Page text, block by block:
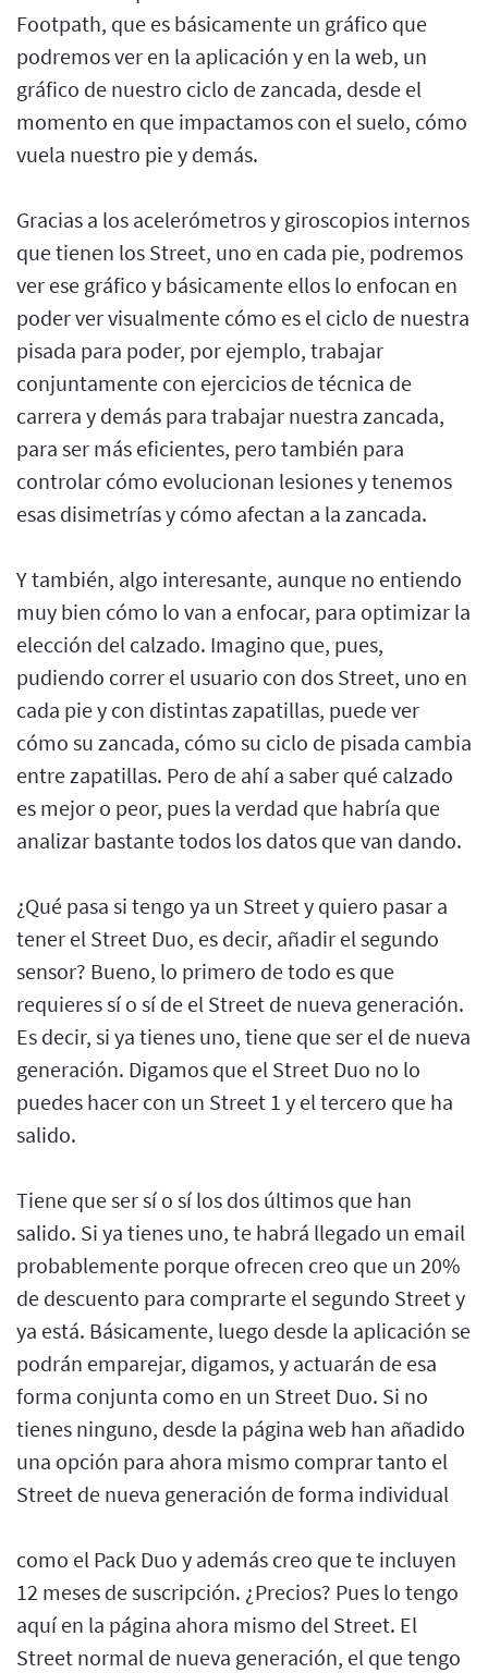
Footpath, que es básicamente un gráfico que
podremos ver en la aplicación y en la web, un
gráfico de nuestro ciclo de zancada, desde el
momento en que impactamos con el suelo, cómo
vuela nuestro pie y demás.
Gracias a los acelerómetros y giroscopios internos
que tienen los Street, uno en cada pie, podremos
ver ese gráfico y básicamente ellos lo enfocan en
poder ver visualmente cómo es el ciclo de nuestra
pisada para poder, por ejemplo, trabajar
conjuntamente con ejercicios de técnica de
carrera y demás para trabajar nuestra zancada,
para ser más eficientes, pero también para
controlar cómo evolucionan lesiones y tenemos
esas disimetrías y cómo afectan a la zancada.
Y también, algo interesante, aunque no entiendo
muy bien cómo lo van a enfocar, para optimizar la
elección del calzado. Imagino que, pues,
pudiendo correr el usuario con dos Street, uno en
cada pie y con distintas zapatillas, puede ver
cómo su zancada, cómo su ciclo de pisada cambia
entre zapatillas. Pero de ahí a saber qué calzado
es mejor o peor, pues la verdad que habría que
analizar bastante todos los datos que van dando.
¿Qué pasa si tengo ya un Street y quiero pasar a
tener el Street Duo, es decir, añadir el segundo
sensor? Bueno, lo primero de todo es que
requieres sí o sí de el Street de nueva generación.
Es decir, si ya tienes uno, tiene que ser el de nueva
generación. Digamos que el Street Duo no lo
puedes hacer con un Street 1 y el tercero que ha
salido.
Tiene que ser sí o sí los dos últimos que han
salido. Si ya tienes uno, te habrá llegado un email
probablemente porque ofrecen creo que un 20%
de descuento para comprarte el segundo Street y
ya está. Básicamente, luego desde la aplicación se
podrán emparejar, digamos, y actuarán de esa
forma conjunta como en un Street Duo. Si no
tienes ninguno, desde la página web han añadido
una opción para ahora mismo comprar tanto el
Street de nueva generación de forma individual
como el Pack Duo y además creo que te incluyen
12 meses de suscripción. ¿Precios? Pues lo tengo
aquí en la página ahora mismo del Street. El
Street normal de nueva generación, el que tengo